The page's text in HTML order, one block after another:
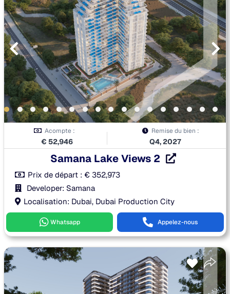
Acompte :
€ 52,946
Remise du bien :
Q4, 2027
Samana Lake Views 2
Prix de départ :€ 352,973
Developer: Samana
Localisation: Dubai, Dubai Production City
Whatsapp Appelez-nous